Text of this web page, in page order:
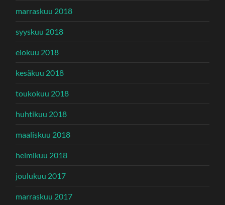
marraskuu 2018
syyskuu 2018
elokuu 2018
kesäkuu 2018
toukokuu 2018
huhtikuu 2018
maaliskuu 2018
helmikuu 2018
joulukuu 2017
marraskuu 2017